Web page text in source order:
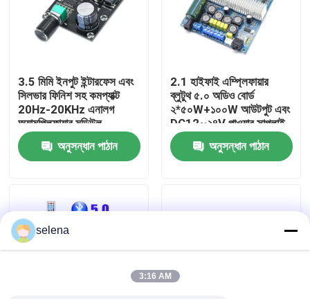
কারখানা পরিদর্শন
গুণমান নিয়ন্ত্রণ
আমাদের সাথে যোগাযোগ করুন
খবর
ব্লগ
3.5 মিমি ইনপুট ইন্টারফেস এবং
সিলভার ফিনিশ সহ কমপ্যাক্ট
20Hz-20KHz এনালগ
অ্যামপ্লিফায়ার মডিউল
অনুসন্ধান পাঠান
2.1 হাইফাই এম্প্লিফায়ার
ব্লুটুথ ৫.০ অডিও বোর্ড
২*৫০W+১০০W আউটপুট এবং
DC12~২৪V পাওয়ার সাপ্লাই
সহ
অনুসন্ধান পাঠান
selena
3:16 AM